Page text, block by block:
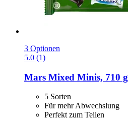
3 Optionen
5.0 (1)
Mars Mixed Minis, 710 g
5 Sorten
Für mehr Abwechslung
Perfekt zum Teilen